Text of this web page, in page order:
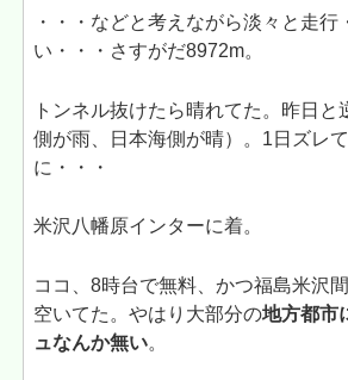
・・・などと考えながら淡々と走行
い・・・さすがだ8972m。
トンネル抜けたら晴れてた。昨日と
側が雨、日本海側が晴）。1日ズレ
に・・・
米沢八幡原インターに着。
ココ、8時台で無料、かつ福島米沢
空いてた。やはり大部分の地方都市
ュなんか無い。